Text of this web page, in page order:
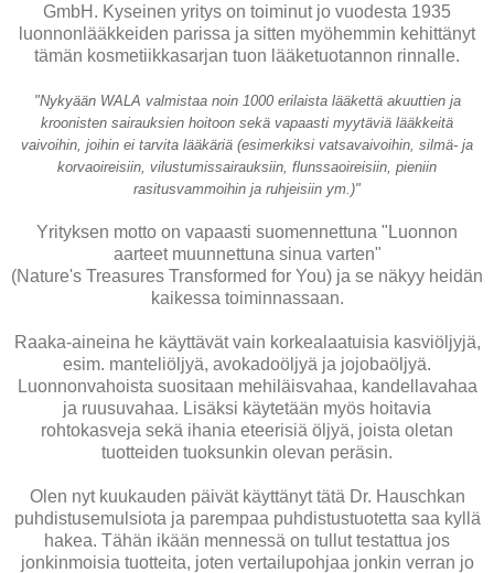
GmbH. Kyseinen yritys on toiminut jo vuodesta 1935
luonnonlääkkeiden parissa ja sitten myöhemmin kehittänyt
tämän kosmetiikkasarjan tuon lääketuotannon rinnalle.
"Nykyään WALA valmistaa noin 1000 erilaista lääkettä akuuttien ja
kroonisten sairauksien hoitoon sekä vapaasti myytäviä lääkkeitä
vaivoihin, joihin ei tarvita lääkäriä (esimerkiksi vatsavaivoihin, silmä- ja
korvaoireisiin, vilustumissairauksiin, flunssaoireisiin, pieniin
rasitusvammoihin ja ruhjeisiin ym.)"
Yrityksen motto on vapaasti suomennettuna "Luonnon
aarteet muunnettuna sinua varten"
(Nature's Treasures Transformed for You) ja se näkyy heidän
kaikessa toiminnassaan.
Raaka-aineina he käyttävät vain korkealaatuisia kasviöljyjä,
esim. manteliöljyä, avokadoöljyä ja jojobaöljyä.
Luonnonvahoista suositaan mehiläisvahaa, kandellavahaa
ja ruusuvahaa. Lisäksi käytetään myös hoitavia
rohtokasveja sekä ihania eteerisiä öljyä, joista oletan
tuotteiden tuoksunkin olevan peräsin.
Olen nyt kuukauden päivät käyttänyt tätä Dr. Hauschkan
puhdistusemulsiota ja parempaa puhdistustuotetta saa kyllä
hakea. Tähän ikään mennessä on tullut testattua jos
jonkinmoisia tuotteita, joten vertailupohjaa jonkin verran jo